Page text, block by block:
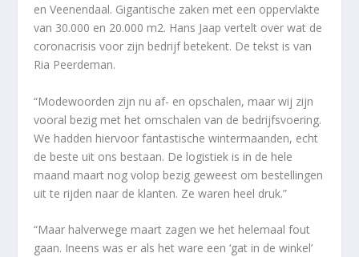
en Veenendaal. Gigantische zaken met een oppervlakte
van 30.000 en 20.000 m2. Hans Jaap vertelt over wat de
coronacrisis voor zijn bedrijf betekent. De tekst is van
Ria Peerdeman.
“Modewoorden zijn nu af- en opschalen, maar wij zijn
vooral bezig met het omschalen van de bedrijfsvoering.
We hadden hiervoor fantastische wintermaanden, echt
de beste uit ons bestaan. De logistiek is in de hele
maand maart nog volop bezig geweest om bestellingen
uit te rijden naar de klanten. Ze waren heel druk.”
“Maar halverwege maart zagen we het helemaal fout
gaan. Ineens was er als het ware een ‘gat in de winkel’